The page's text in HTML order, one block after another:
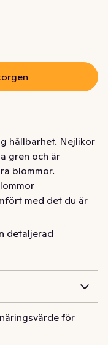
hållbarhet. Nejlikor
gren och är
blommor.
med det du är
direkt från
blommor.
med det du är
detaljerad
för